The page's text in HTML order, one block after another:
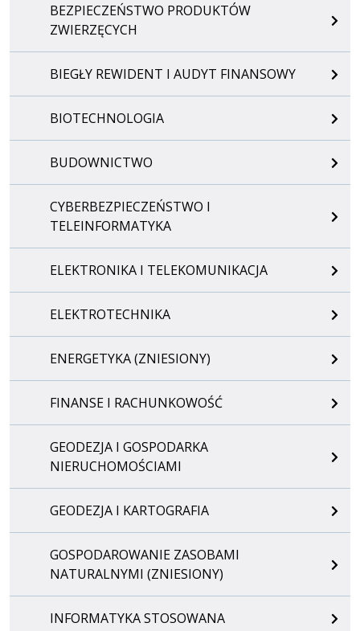
BEZPIECZEŃSTWO PRODUKTÓW
ZWIERZĘCYCH
BIEGŁY REWIDENT I AUDYT FINANSOWY
BIOTECHNOLOGIA
BUDOWNICTWO
CYBERBEZPIECZEŃSTWO I
TELEINFORMATYKA
ELEKTRONIKA I TELEKOMUNIKACJA
ELEKTROTECHNIKA
ENERGETYKA (ZNIESIONY)
FINANSE I RACHUNKOWOŚĆ
GEODEZJA I GOSPODARKA
NIERUCHOMOŚCIAMI
GEODEZJA I KARTOGRAFIA
GOSPODAROWANIE ZASOBAMI
NATURALNYMI (ZNIESIONY)
INFORMATYKA STOSOWANA